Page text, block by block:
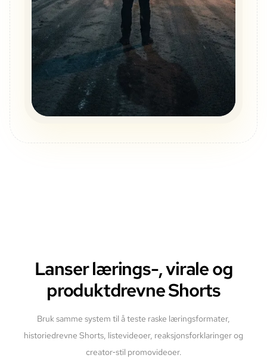
Lanser lærings-, virale og
produktdrevne Shorts
Bruk samme system til å teste raske læringsformater,
historiedrevne Shorts, listevideoer, reaksjonsforklaringer og
creator‑stil promovideoer.